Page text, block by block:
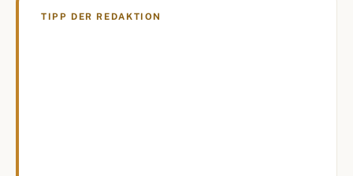
TIPP DER REDAKTION